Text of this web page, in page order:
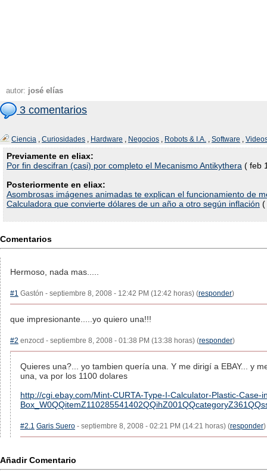
autor: josé elías
3 comentarios
Ciencia , Curiosidades , Hardware , Negocios , Robots & I.A. , Software ,
Previamente en eliax:
Por fin descifran (casi) por completo el Mecanismo Antikythera ( feb
Posteriormente en eliax:
Asombrosas imágenes animadas te explican el funcionamiento de
Calculadora que convierte dólares de un año a otro según inflación (
Comentarios
Hermoso, nada mas.....
#1 Gastón - septiembre 8, 2008 - 12:42 PM (12:42 horas) (responder)
que impresionante.....yo quiero una!!!
#2 enzocd - septiembre 8, 2008 - 01:38 PM (13:38 horas) (responder)
Quieres una?... yo tambien quería una. Y me dirigí a EBAY... y
una, va por los 1100 dolares
http://cgi.ebay.com/Mint-CURTA-Type-I-Calculator-Plastic-Case-
#2.1 Garis Suero - septiembre 8, 2008 - 02:21 PM (14:21 horas) (responder)
Añadir Comentario